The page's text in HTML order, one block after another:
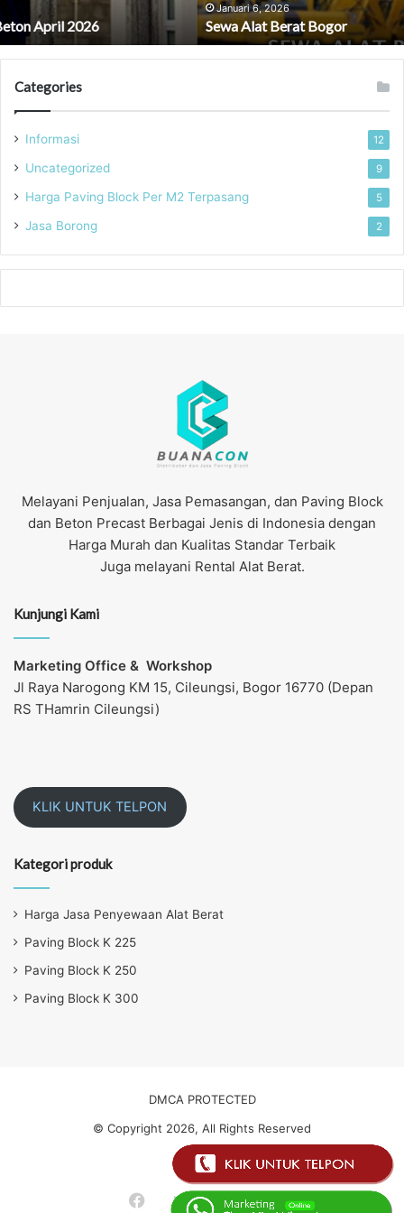
Sewa Alat Berat Bogor
Categories
Informasi 12
Uncategorized 9
Harga Paving Block Per M2 Terpasang 5
Jasa Borong 2
Melayani Penjualan, Jasa Pemasangan, dan Paving Block
dan Beton Precast Berbagai Jenis di Indonesia dengan
Harga Murah dan Kualitas Standar Terbaik
Juga melayani Rental Alat Berat.
Kunjungi Kami
Marketing Office & Workshop
Jl Raya Narogong KM 15, Cileungsi, Bogor 16770 (Depan
RS THamrin Cileungsi)
KLIK UNTUK TELPON
Kategori produk
Harga Jasa Penyewaan Alat Berat
Paving Block K 225
Paving Block K 250
Paving Block K 300
DMCA PROTECTED
© Copyright 2026, All Rights Reserved
About Us
FacebookTwitterYouTubeInstagram